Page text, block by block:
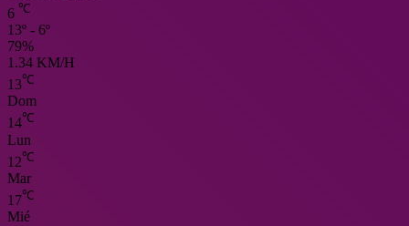
6 ℃
13º - 6º
79%
1.34 KM/H
13℃
Dom
14℃
Lun
12℃
Mar
17℃
Mié